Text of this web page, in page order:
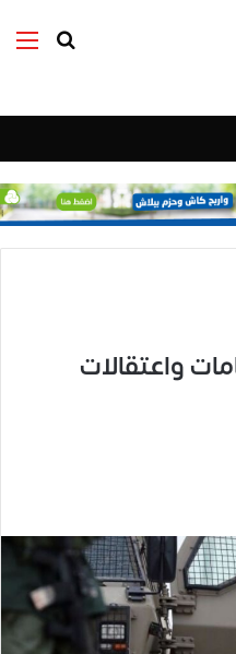
بحث عن
واعتقالات